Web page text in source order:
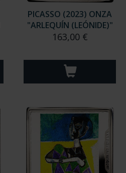
PICASSO (2023) ONZA
"ARLEQUÍN (LEÓNIDE)"
163,00 €